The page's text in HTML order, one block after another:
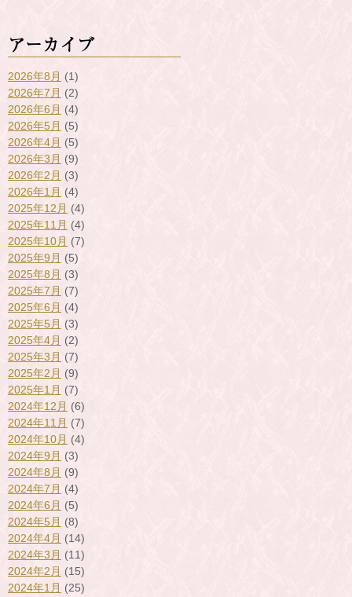
アーカイブ
2026年8月 (1)
2026年7月 (2)
2026年6月 (4)
2026年5月 (5)
2026年4月 (5)
2026年3月 (9)
2026年2月 (3)
2026年1月 (4)
2025年12月 (4)
2025年11月 (4)
2025年10月 (7)
2025年9月 (5)
2025年8月 (3)
2025年7月 (7)
2025年6月 (4)
2025年5月 (3)
2025年4月 (2)
2025年3月 (7)
2025年2月 (9)
2025年1月 (7)
2024年12月 (6)
2024年11月 (7)
2024年10月 (4)
2024年9月 (3)
2024年8月 (9)
2024年7月 (4)
2024年6月 (5)
2024年5月 (8)
2024年4月 (14)
2024年3月 (11)
2024年2月 (15)
2024年1月 (25)